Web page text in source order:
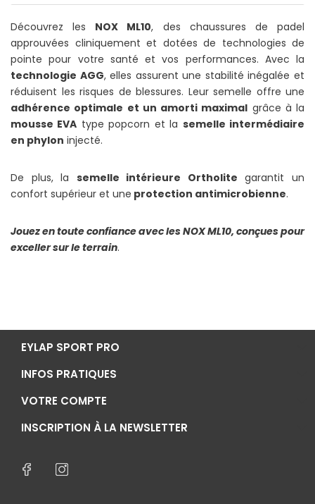
Découvrez les NOX ML10, des chaussures de padel
approuvées cliniquement et dotées de technologies de
pointe pour votre santé et vos performances. Avec la
technologie AGG, elles assurent une stabilité inégalée et
réduisent les risques de blessures. Leur semelle offre une
adhérence optimale et un amorti maximal grâce à la
mousse EVA type popcorn et la semelle intermédiaire
en phylon injecté.
De plus, la semelle intérieure Ortholite garantit un
confort supérieur et une protection antimicrobienne.
Jouez en toute confiance avec les NOX ML10, conçues pour
exceller sur le terrain.
EYLAP SPORT PRO
INFOS PRATIQUES
VOTRE COMPTE
INSCRIPTION À LA NEWSLETTER